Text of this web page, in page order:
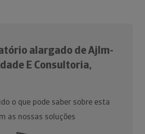
alargado de Ajlm-
E Consultoria,
o que pode saber sobre esta
as nossas soluções